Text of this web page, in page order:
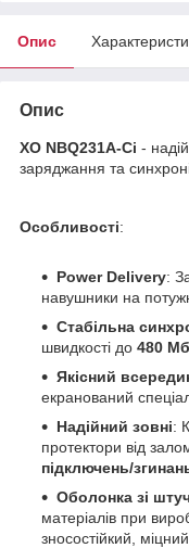
Опис
Опис
XO NBQ231A-Ci -
заряджання та
Особливості:
Power Delivery:
навушники на
Стабільна
швидкості до 480
Якісний
екранований
Надійний зовні:
протектори від
підключень/
Оболонка зі
матеріалів при
зносостійкий,